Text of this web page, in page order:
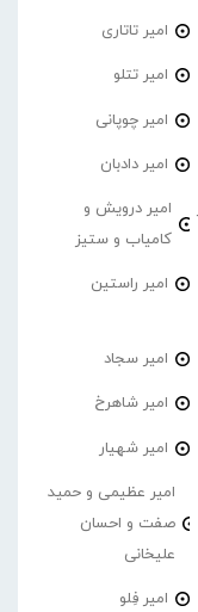
امیر تاتاری
امیر تتلو
امیر چوپانی
امیر دادبان
امیر درویش و
کامیاب و ستیز
امیر راستین
امیر سجاد
امیر شاهرخ
امیر شهیار
امیر عظیمی و حمید
صفت و احسان
علیخانی
امیر فِلو